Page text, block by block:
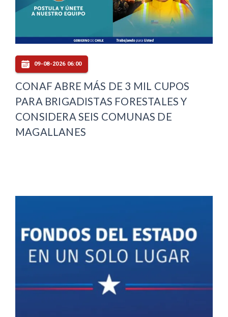
09-08-2026 06:00
CONAF ABRE MÁS DE 3 MIL CUPOS
PARA BRIGADISTAS FORESTALES Y
CONSIDERA SEIS COMUNAS DE
MAGALLANES